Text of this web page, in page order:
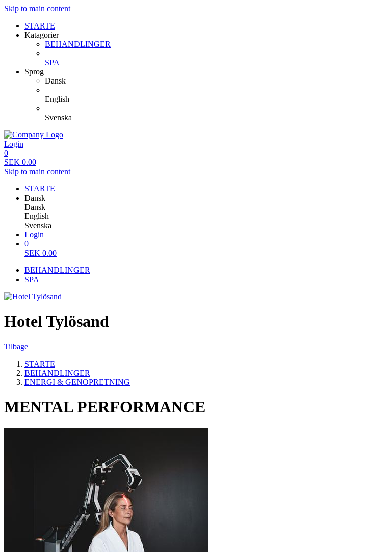
Skip to main content
STARTE
Katagorier
BEHANDLINGER
SPA
Sprog
Dansk
English
Svenska
Login
0
SEK 0.00
Skip to main content
STARTE
Dansk
Dansk
English
Svenska
Login
0
SEK 0.00
BEHANDLINGER
SPA
Hotel Tylösand
Tilbage
STARTE
BEHANDLINGER
ENERGI & GENOPRETNING
MENTAL PERFORMANCE